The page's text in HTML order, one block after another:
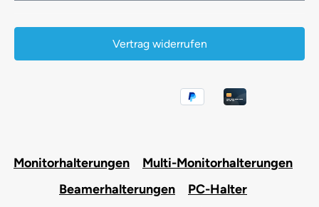
Vertrag widerrufen
Monitorhalterungen
Multi-Monitorhalterungen
Beamerhalterungen
PC-Halter